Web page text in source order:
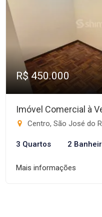
R$ 450.000
Imóvel Comercial à
Centro, São José do
3 Quartos 2
Mais informações